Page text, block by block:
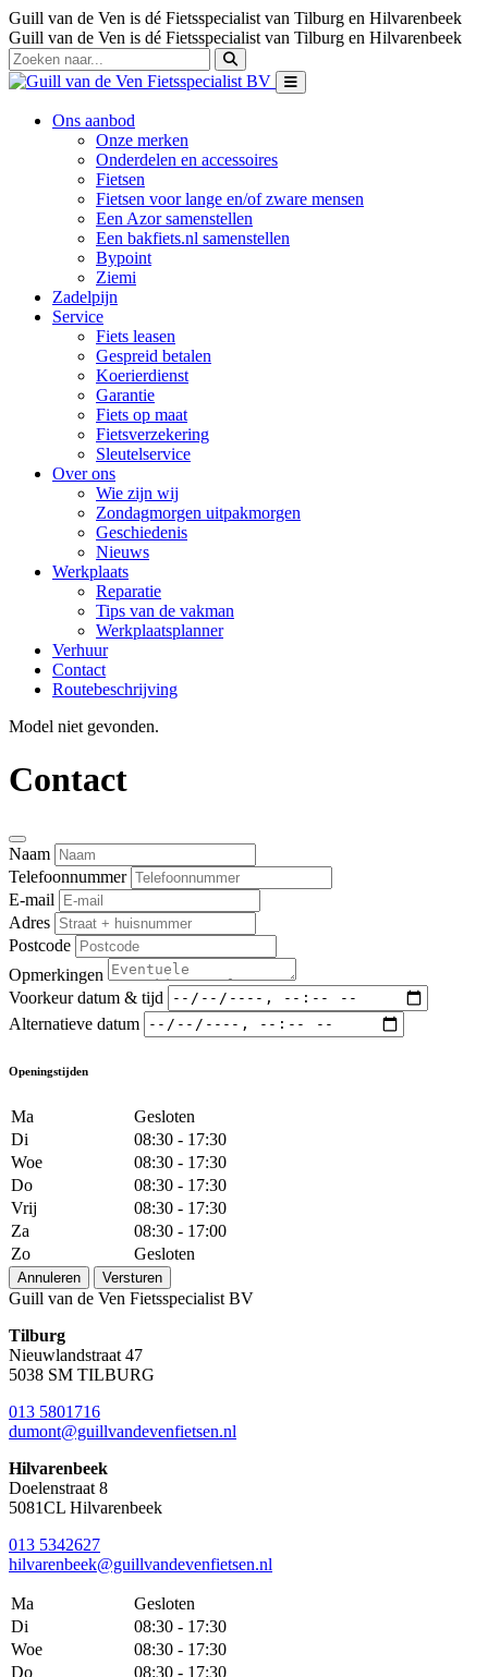
Guill van de Ven is dé Fietsspecialist van Tilburg en Hilvarenbeek
Guill van de Ven is dé Fietsspecialist van Tilburg en Hilvarenbeek
Ons aanbod
Onze merken
Onderdelen en accessoires
Fietsen
Fietsen voor lange en/of zware mensen
Een Azor samenstellen
Een bakfiets.nl samenstellen
Bypoint
Ziemi
Zadelpijn
Service
Fiets leasen
Gespreid betalen
Koerierdienst
Garantie
Fiets op maat
Fietsverzekering
Sleutelservice
Over ons
Wie zijn wij
Zondagmorgen uitpakmorgen
Geschiedenis
Nieuws
Werkplaats
Reparatie
Tips van de vakman
Werkplaatsplanner
Verhuur
Contact
Routebeschrijving
Model niet gevonden.
Contact
Naam
Telefoonnummer
E-mail
Adres
Postcode
Opmerkingen
Voorkeur datum & tijd
Alternatieve datum
Openingstijden
Ma
Gesloten
Di
08:30 - 17:30
Woe
08:30 - 17:30
Do
08:30 - 17:30
Vrij
08:30 - 17:30
Za
08:30 - 17:00
Zo
Gesloten
Annuleren Versturen
Guill van de Ven Fietsspecialist BV
Tilburg
Nieuwlandstraat 47
5038 SM TILBURG
013 5801716
dumont@guillvandevenfietsen.nl
Hilvarenbeek
Doelenstraat 8
5081CL Hilvarenbeek
013 5342627
hilvarenbeek@guillvandevenfietsen.nl
Ma
Gesloten
Di
08:30 - 17:30
Woe
08:30 - 17:30
Do
08:30 - 17:30